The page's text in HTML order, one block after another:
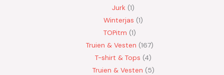
Jurk 1
Winterjas 1
TOPitm 1
Truien & Vesten 167
T-shirt & Tops 4
Truien & Vesten 5